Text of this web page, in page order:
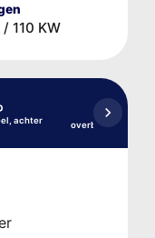
110 KW
achter
Haakse
overbrenging/